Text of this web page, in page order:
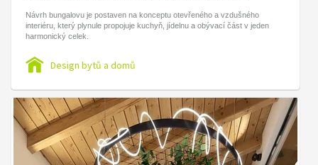
Návrh bungalovu je postaven na konceptu otevřeného a vzdušného
interiéru, který plynule propojuje kuchyň, jídelnu a obývací část v jeden
harmonický celek.
Design bytů a domů